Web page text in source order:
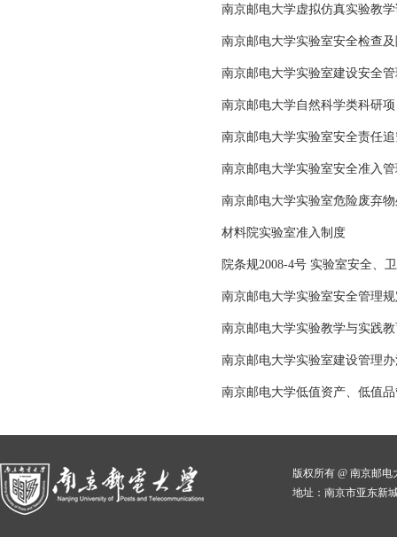
南京邮电大学虚拟仿真实验教
南京邮电大学实验室安全检查
南京邮电大学实验室建设安全
南京邮电大学自然科学类科研
南京邮电大学实验室安全责任
南京邮电大学实验室安全准入
南京邮电大学实验室危险废弃
材料院实验室准入制度
院条规2008-4号 实验室安全、
南京邮电大学实验室安全管理
南京邮电大学实验教学与实践
南京邮电大学实验室建设管理
南京邮电大学低值资产、低值
版权所有 @ 南京邮
地址：南京市亚东新